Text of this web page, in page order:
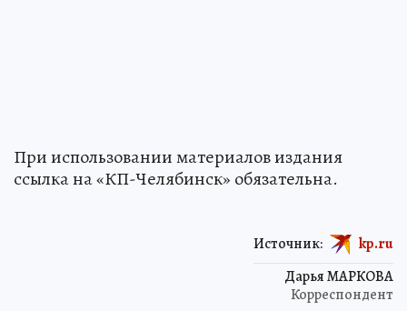
При использовании материалов издания
ссылка на «КП-Челябинск» обязательна.
Дарья МАРКОВА
Корреспондент
Источник: kp.ru